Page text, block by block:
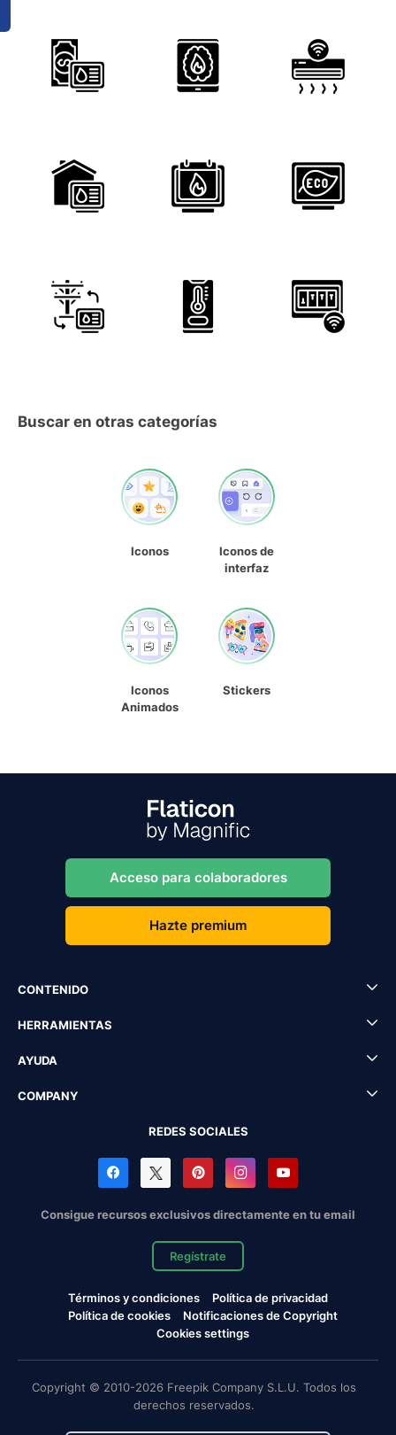
Buscar en otras categorías
Iconos
Iconos de
interfaz
Iconos
Animados
Stickers
Acceso para colaboradores
Hazte premium
CONTENIDO
HERRAMIENTAS
AYUDA
COMPANY
REDES SOCIALES
Consigue recursos exclusivos directamente en tu email
Regístrate
Términos y condiciones
Política de privacidad
Política de cookies
Notificaciones de Copyright
Cookies settings
Copyright © 2010-2026 Freepik Company S.L.U. Todos los
derechos reservados.